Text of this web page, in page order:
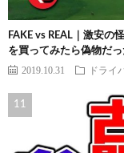
FAKE vs REAL｜激安の
を買ってみたら偽物だ
2019.10.31 ドライ